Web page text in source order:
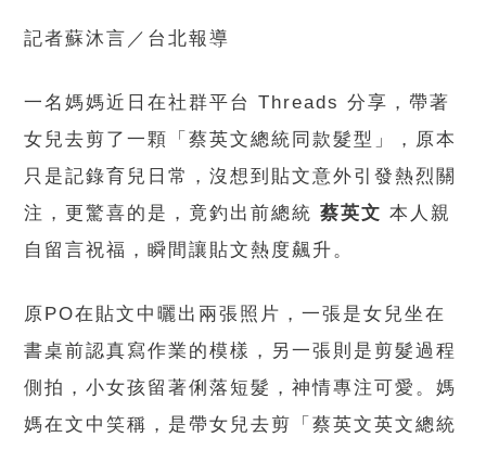
記者蘇沐言／台北報導
一名媽媽近日在社群平台 Threads 分享，帶著
女兒去剪了一顆「蔡英文總統同款髮型」，原本
只是記錄育兒日常，沒想到貼文意外引發熱烈關
注，更驚喜的是，竟釣出前總統蔡英文 本人親
自留言祝福，瞬間讓貼文熱度飆升。
原PO在貼文中曬出兩張照片，一張是女兒坐在
書桌前認真寫作業的模樣，另一張則是剪髮過程
側拍，小女孩留著俐落短髮，神情專注可愛。媽
媽在文中笑稱，是帶女兒去剪「蔡英文英文總統